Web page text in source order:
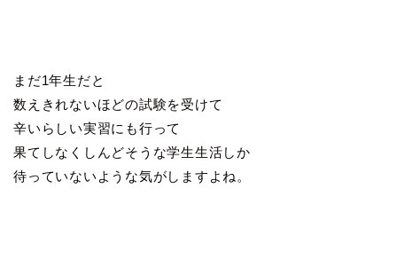
まだ1年生だと
数えきれないほどの試験を受けて
辛いらしい実習にも行って
果てしなくしんどそうな学生生活しか
待っていないような気がしますよね。